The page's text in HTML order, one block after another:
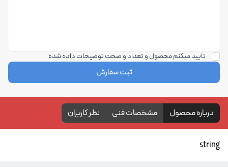
تایید میکنم محصول و تعداد و صحت توضیحات داده شده
ثبت سفارش
درباره محصول مشخصات فنی نظر کاربران
string